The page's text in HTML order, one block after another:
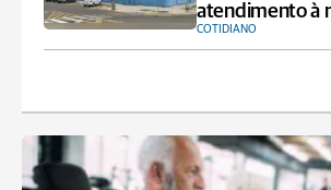
atendimento à
COTIDIANO